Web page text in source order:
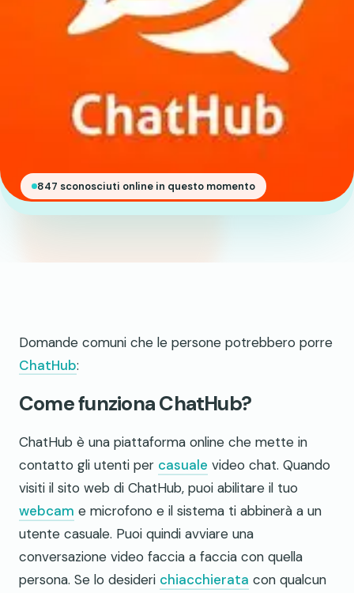
847 sconosciuti online in questo momento
Domande comuni che le persone potrebbero porre
ChatHub:
Come funziona ChatHub?
ChatHub è una piattaforma online che mette in
contatto gli utenti per casuale video chat. Quando
visiti il sito web di ChatHub, puoi abilitare il tuo
webcam e microfono e il sistema ti abbinerà a un
utente casuale. Puoi quindi avviare una
conversazione video faccia a faccia con quella
persona. Se lo desideri chiacchierata con qualcun